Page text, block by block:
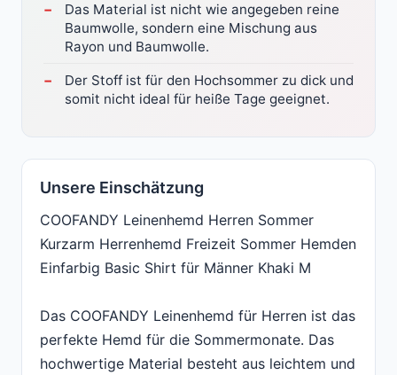
Das Material ist nicht wie angegeben reine
Baumwolle, sondern eine Mischung aus
Rayon und Baumwolle.
Der Stoff ist für den Hochsommer zu dick und
somit nicht ideal für heiße Tage geeignet.
Unsere Einschätzung
COOFANDY Leinenhemd Herren Sommer
Kurzarm Herrenhemd Freizeit Sommer Hemden
Einfarbig Basic Shirt für Männer Khaki M
Das COOFANDY Leinenhemd für Herren ist das
perfekte Hemd für die Sommermonate. Das
hochwertige Material besteht aus leichtem und